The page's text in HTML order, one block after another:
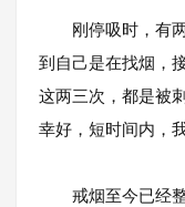
刚停吸时，有两
到自己是在找烟，
这两三次，都是被
幸好，短时间内，
戒烟至今已经整